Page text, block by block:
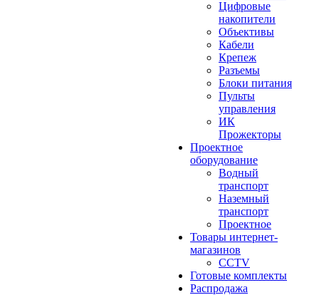
Цифровые
накопители
Объективы
Кабели
Крепеж
Разъемы
Блоки питания
Пульты
управления
ИК
Прожекторы
Проектное
оборудование
Водный
транспорт
Наземный
транспорт
Проектное
Товары интернет-
магазинов
CCTV
Готовые комплекты
Распродажа